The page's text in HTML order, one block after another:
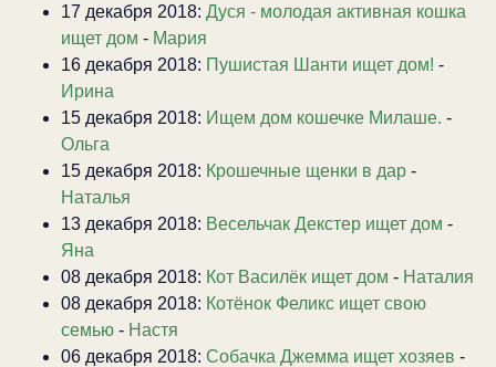
17 декабря 2018: Дуся - молодая активная кошка
ищет дом - Мария
16 декабря 2018: Пушистая Шанти ищет дом! -
Ирина
15 декабря 2018: Ищем дом кошечке Милаше. -
Ольга
15 декабря 2018: Крошечные щенки в дар -
Наталья
13 декабря 2018: Весельчак Декстер ищет дом -
Яна
08 декабря 2018: Кот Василёк ищет дом - Наталия
08 декабря 2018: Котёнок Феликс ищет свою
семью - Настя
06 декабря 2018: Собачка Джемма ищет хозяев -